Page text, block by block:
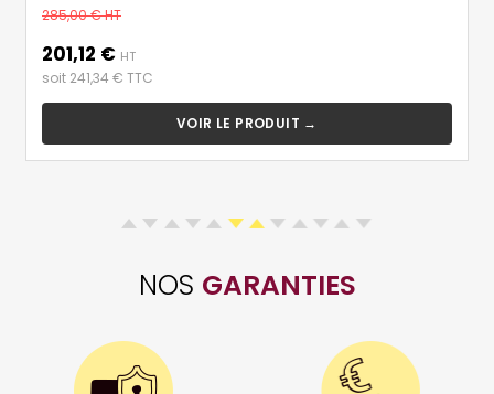
Prix
base
285,00 €HT
Prix
201,12 € HT
soit 241,34 € TTC
VOIR LE PRODUIT →
NOS GARANTIES